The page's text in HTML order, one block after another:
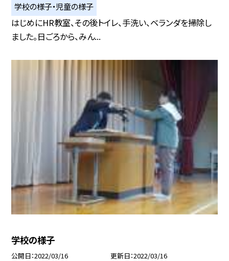
学校の様子・児童の様子
はじめにHR教室、その後トイレ、手洗い、ベランダを掃除し
ました。日ごろから、みん...
学校の様子
公開日 2022/03/16 更新日 2022/03/16